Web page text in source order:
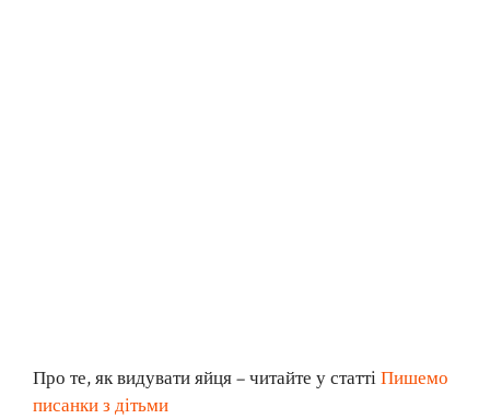
Про те, як видувати яйця – читайте у статтіПишемо
писанки з дітьми